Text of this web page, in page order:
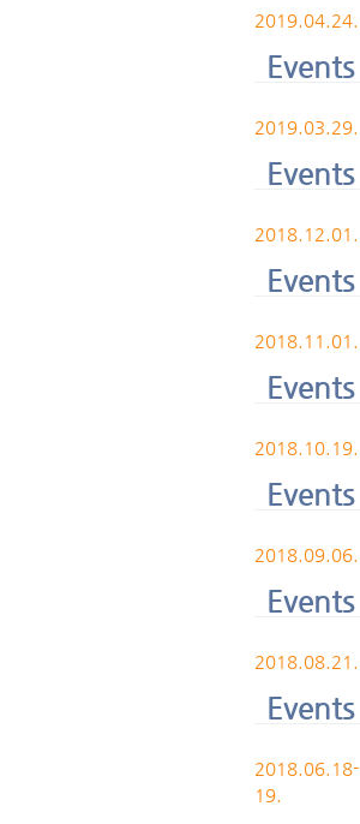
2019.04.24.
Events
2019.03.29.
Events
2018.12.01.
Events
2018.11.01.
Events
2018.10.19.
Events
2018.09.06.
Events
2018.08.21.
Events
2018.06.18-
19.